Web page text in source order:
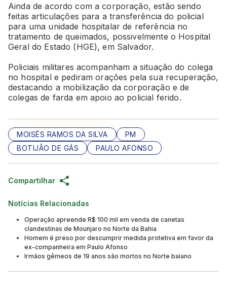
Ainda de acordo com a corporação, estão sendo
feitas articulações para a transferência do policial
para uma unidade hospitalar de referência no
tratamento de queimados, possivelmente o Hospital
Geral do Estado (HGE), em Salvador.
Policiais militares acompanham a situação do colega
no hospital e pediram orações pela sua recuperação,
destacando a mobilização da corporação e de
colegas de farda em apoio ao policial ferido.
MOISÉS RAMOS DA SILVA
PM
BOTIJÃO DE GÁS
PAULO AFONSO
Compartilhar
Notícias Relacionadas
Operação apreende R$ 100 mil em venda de canetas
clandestinas de Mounjaro no Norte da Bahia
Homem é preso por descumprir medida protetiva em favor da
ex-companheira em Paulo Afonso
Irmãos gêmeos de 19 anos são mortos no Norte baiano